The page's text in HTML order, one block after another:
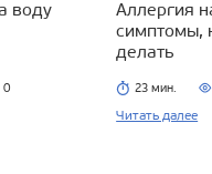
воду
0
Аллергия
симптомы,
делать
23 мин.
Читать далее